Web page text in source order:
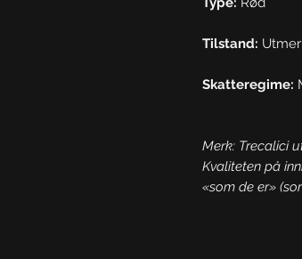
Tilstand:
Skatteregime:
Merk: Trecalici
Kvaliteten på
«som de er»